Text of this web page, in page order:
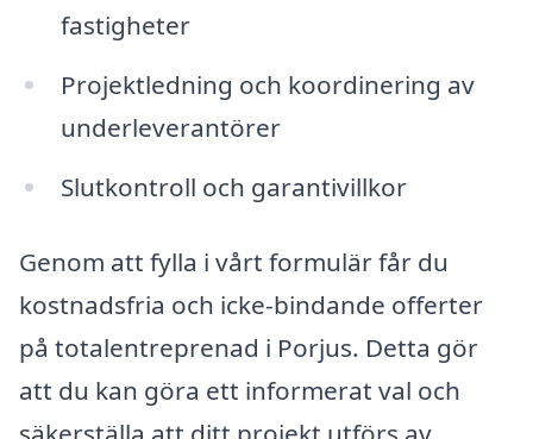
fastigheter
Projektledning och koordinering av
underleverantörer
Slutkontroll och garantivillkor
Genom att fylla i vårt formulär får du
kostnadsfria och icke-bindande offerter
på totalentreprenad i Porjus. Detta gör
att du kan göra ett informerat val och